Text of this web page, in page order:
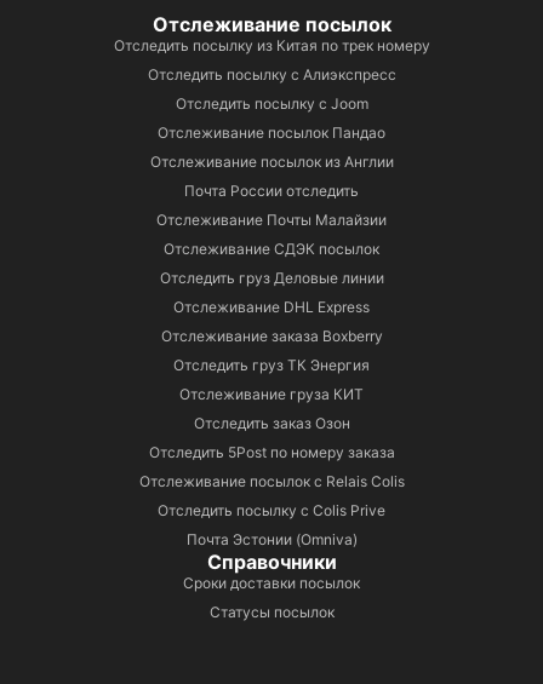
Отслеживание посылок
Отследить посылку из Китая по трек номеру
Отследить посылку с Алиэкспресс
Отследить посылку с Joom
Отслеживание посылок Пандао
Отслеживание посылок из Англии
Почта России отследить
Отслеживание Почты Малайзии
Отслеживание СДЭК посылок
Отследить груз Деловые линии
Отслеживание DHL Express
Отслеживание заказа Boxberry
Отследить груз ТК Энергия
Отслеживание груза КИТ
Отследить заказ Озон
Отследить 5Post по номеру заказа
Отслеживание посылок с Relais Colis
Отследить посылку с Colis Prive
Почта Эстонии (Omniva)
Справочники
Сроки доставки посылок
Статусы посылок